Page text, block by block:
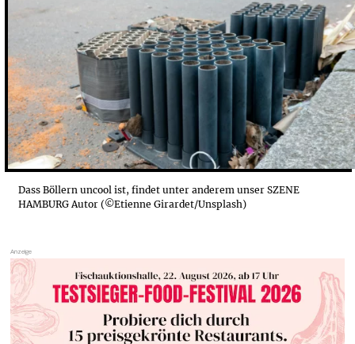
Dass Böllern uncool ist, findet unter anderem unser SZENE
HAMBURG Autor (©Etienne Girardet/Unsplash)